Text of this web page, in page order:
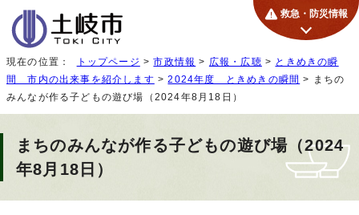
救急・防災情報
現在の位置： トップページ >市政情報 > 広報・広聴 > ときめきの瞬
間 市内の出来事を紹介します >2024年度 ときめきの瞬間 > まちの
みんなが作る子どもの遊び場（2024年8月18日）
まちのみんなが作る子どもの遊び場（2024
年8月18日）